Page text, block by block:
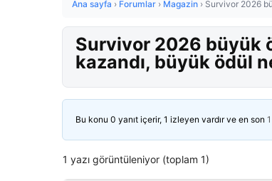
Ana sayfa › Forumlar › Magazin › Survivor 2026
Survivor 2026 büyük
kazandı, büyük ödül
Bu konu 0 yanıt içerir, 1 izleyen vardır ve en son
1 yazı görüntüleniyor (toplam 1)